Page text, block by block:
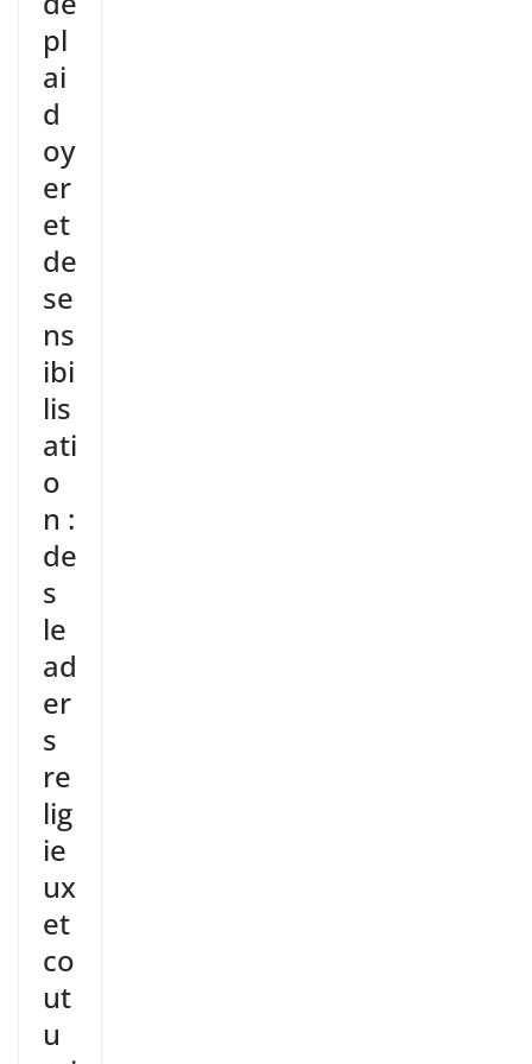
pl
ai
d
oy
er
et
de
se
ns
ibi
lis
ati
o
n :
de
s
le
ad
er
s
re
lig
ie
ux
et
co
ut
u